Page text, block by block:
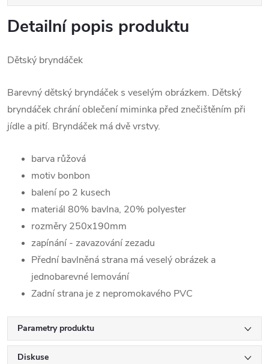
Detailní popis produktu
Dětský bryndáček
Barevný dětský bryndáček s veselým obrázkem. Dětský
bryndáček chrání oblečení miminka před znečištěním při
jídle a pití. Bryndáček má dvě vrstvy.
barva růžová
motiv bonbon
balení po 2 kusech
materiál 80% bavlna, 20% polyester
rozměry 250x190mm
zapínání - zavazování zezadu
Přední bavlněná strana má veselý obrázek a
jednobarevné lemování
Zadní strana je z nepromokavého PVC
Parametry produktu
Diskuse